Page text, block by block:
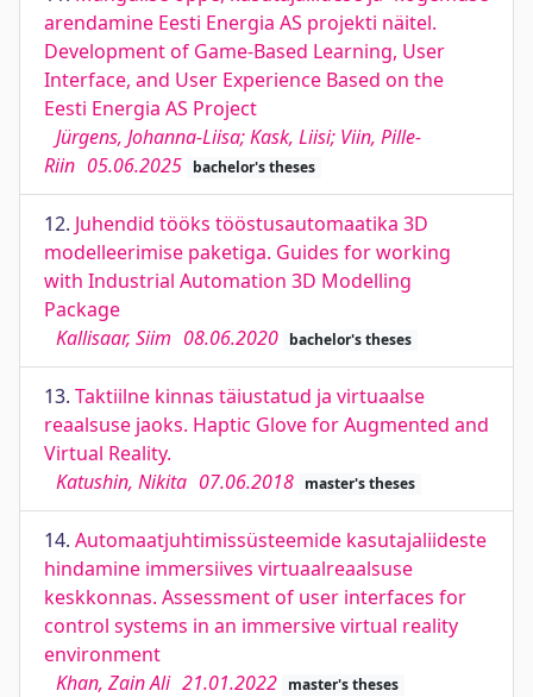
arendamine Eesti Energia AS projekti näitel.
Development of Game-Based Learning, User
Interface, and User Experience Based on the
Eesti Energia AS Project
Jürgens, Johanna-Liisa; Kask, Liisi; Viin, Pille-
Riin 05.06.2025 bachelor's theses
12. Juhendid tööks tööstusautomaatika 3D
modelleerimise paketiga. Guides for working
with Industrial Automation 3D Modelling
Package
Kallisaar, Siim 08.06.2020 bachelor's theses
13. Taktiilne kinnas täiustatud ja virtuaalse
reaalsuse jaoks. Haptic Glove for Augmented and
Virtual Reality.
Katushin, Nikita 07.06.2018 master's theses
14. Automaatjuhtimissüsteemide kasutajaliideste
hindamine immersiives virtuaalreaalsuse
keskkonnas. Assessment of user interfaces for
control systems in an immersive virtual reality
environment
Khan, Zain Ali 21.01.2022 master's theses